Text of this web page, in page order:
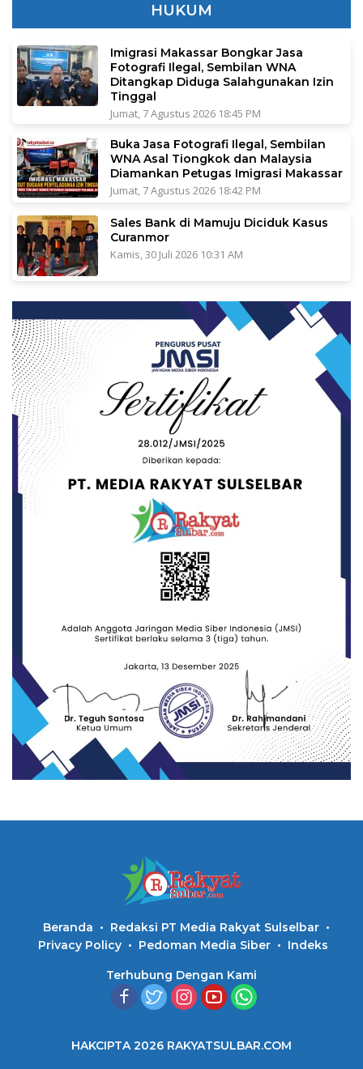
HUKUM
Imigrasi Makassar Bongkar Jasa
Fotografi Ilegal, Sembilan WNA
Ditangkap Diduga Salahgunakan Izin
Tinggal
Jumat, 7 Agustus 2026 18:45 PM
Buka Jasa Fotografi Ilegal, Sembilan
WNA Asal Tiongkok dan Malaysia
Diamankan Petugas Imigrasi Makassar
Jumat, 7 Agustus 2026 18:42 PM
Sales Bank di Mamuju Diciduk Kasus
Curanmor
Kamis, 30 Juli 2026 10:31 AM
Beranda
Redaksi PT Media Rakyat Sulselbar
Privacy Policy
Pedoman Media Siber Indeks
Terhubung Dengan Kami
HAKCIPTA 2026 RAKYATSULBAR.COM